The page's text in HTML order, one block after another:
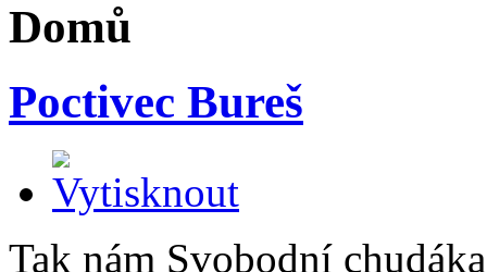
Domů
Poctivec Bureš
Tak nám Svobodní